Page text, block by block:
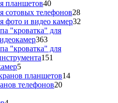
планшетов4040
товаров
сотовых телефонов2828
товаров
фото и видео камер32
"кроватка" для
363363
товара
"кроватка" для
151
55
товаров
планшетов1414
телефонов2020